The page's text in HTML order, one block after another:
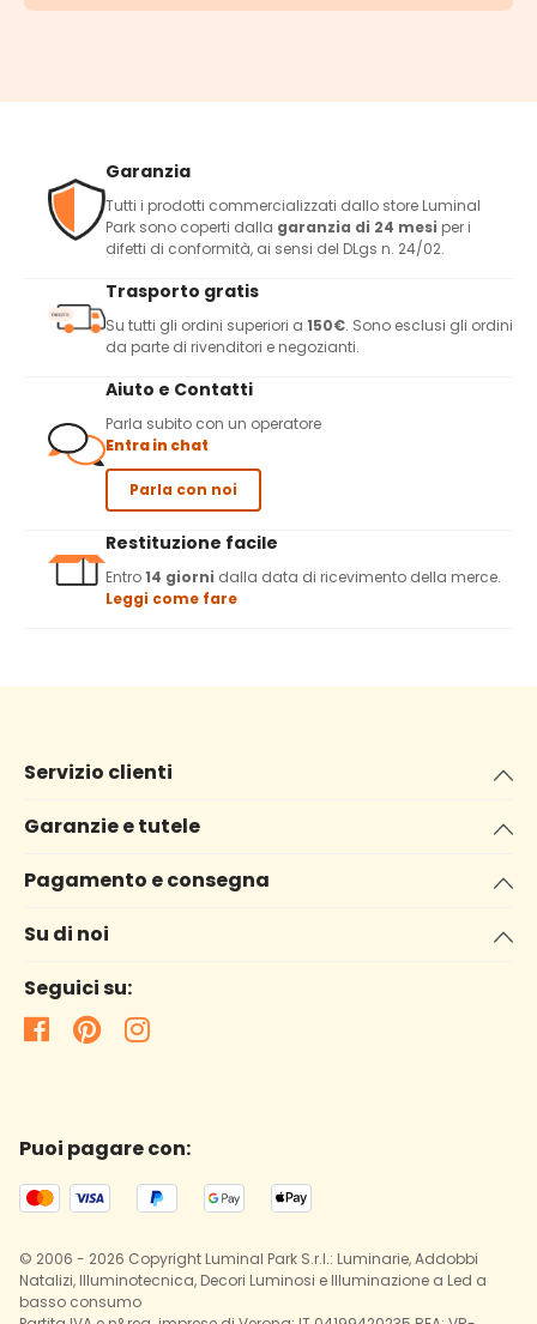
Garanzia
Tutti i prodotti commercializzati dallo store Luminal
Park sono coperti dalla garanzia di 24 mesi per i
difetti di conformità, ai sensi del DLgs n. 24/02.
Trasporto gratis
Su tutti gli ordini superiori a 150€. Sono esclusi gli ordini
da parte di rivenditori e negozianti.
Aiuto e Contatti
Parla subito con un operatore
Entra in chat
Parla con noi
Restituzione facile
Entro14 giorni dalla data di ricevimento della merce.
Leggi come fare
Servizio clienti
Garanzie e tutele
Pagamento e consegna
Su di noi
Seguici su:
Puoi pagare con:
© 2006 - 2026 Copyright Luminal Park S.r.l.: Luminarie, Addobbi
Natalizi, Illuminotecnica, Decori Luminosi e Illuminazione a Led a
basso consumo